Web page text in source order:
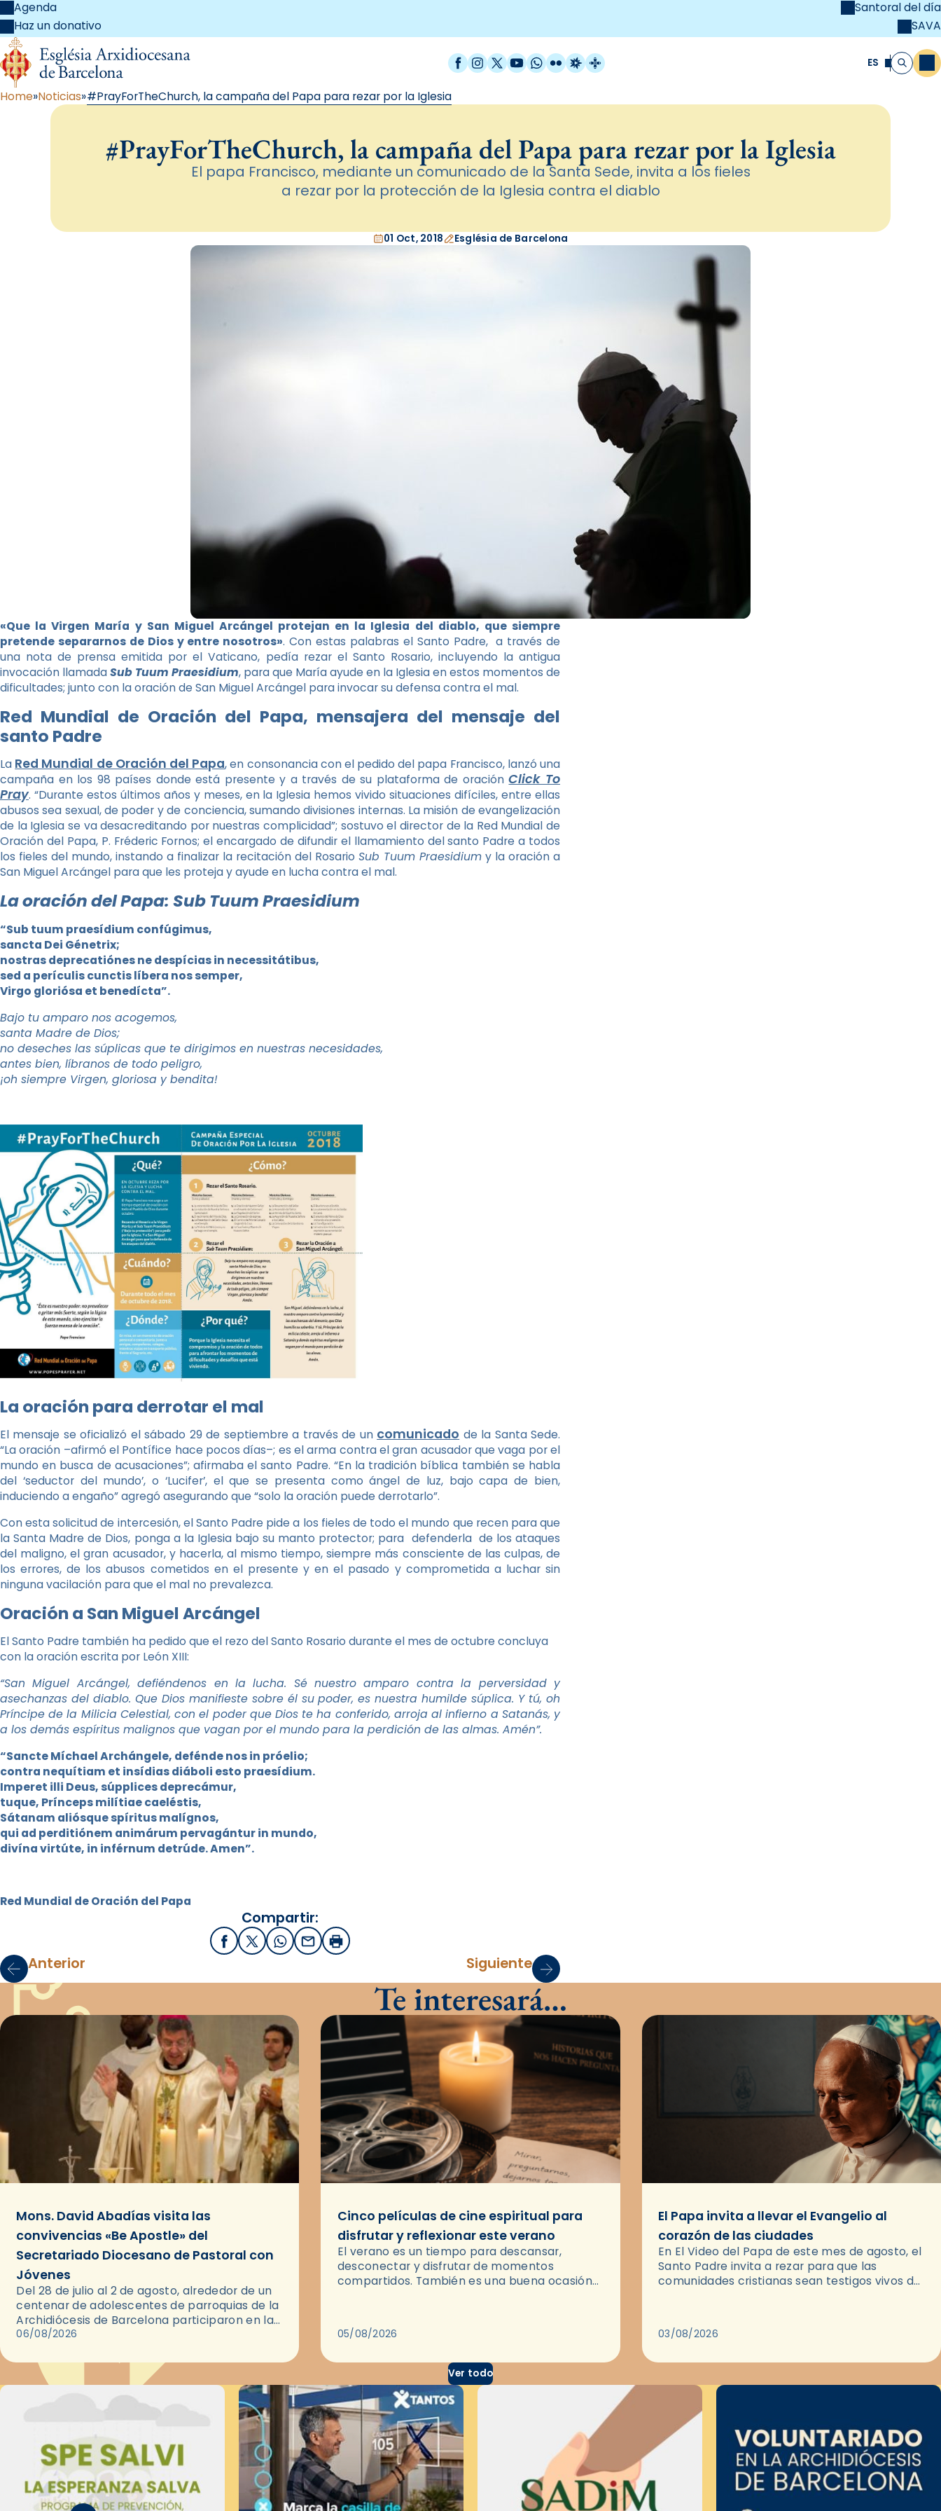
Agenda
Haz un donativo
Santoral del día
SAVA
Facebook
Instagram
X / Twitter
YouTube
WhatsApp
FlickrRadio Estel
Catalunya Cristiana ES Buscar
Home Noticias #PrayForTheChurch, la campaña del Papa para rezar por la Iglesia
#PrayForTheChurch, la campaña del Papa para rezar por la Iglesia
El papa Francisco, mediante un comunicado de la Santa Sede, invita a los fieles
a rezar por la protección de la Iglesia contra el diablo
01 Oct, 2018 Església de Barcelona
«Que la Virgen María y San Miguel Arcángel protejan en la Iglesia del diablo, que siempre
pretende separarnos de Dios y entre nosotros». Con estas palabras el Santo Padre, a través de
una nota de prensa emitida por el Vaticano, pedía rezar el Santo Rosario, incluyendo la antigua
invocación llamadaSub Tuum Praesidium, para que María ayude en la Iglesia en estos momentos de
dificultades; junto con la oración de San Miguel Arcángel para invocar su defensa contra el mal.
Red Mundial de Oración del Papa, mensajera del mensaje del
santo Padre
La Red Mundial de Oración del Papa, en consonancia con el pedido del papa Francisco, lanzó una
campaña en los 98 países donde está presente y a través de su plataforma de oraciónClick To
Pray. “Durante estos últimos años y meses, en la Iglesia hemos vivido situaciones difíciles, entre ellas
abusos sea sexual, de poder y de conciencia, sumando divisiones internas. La misión de evangelización
de la Iglesia se va desacreditando por nuestras complicidad”; sostuvo el director de la Red Mundial de
Oración del Papa, P. Fréderic Fornos; el encargado de difundir el llamamiento del santo Padre a todos
los fieles del mundo, instando a finalizar la recitación del Rosario Sub Tuum Praesidium y la oración a
San Miguel Arcángel para que les proteja y ayude en lucha contra el mal.
La oración del Papa: Sub Tuum Praesidium
“Sub tuum praesídium confúgimus,
sancta Dei Génetrix;
nostras deprecatiónes ne despícias in necessitátibus,
sed a perículis cunctis líbera nos semper,
Virgo gloriósa et benedícta”.
Bajo tu amparo nos acogemos,
santa Madre de Dios;
no deseches las súplicas que te dirigimos en nuestras necesidades,
antes bien, líbranos de todo peligro,
¡oh siempre Virgen, gloriosa y bendita!
La oración para derrotar el mal
El mensaje se oficializó el sábado 29 de septiembre a través de un comunicado de la Santa Sede.
“La oración –afirmó el Pontífice hace pocos días–; es el arma contra el gran acusador que vaga por el
mundo en busca de acusaciones”; afirmaba el santo Padre. “En la tradición bíblica también se habla
del ‘seductor del mundo’, o ‘Lucifer’, el que se presenta como ángel de luz, bajo capa de bien,
induciendo a engaño” agregó asegurando que “solo la oración puede derrotarlo”.
Con esta solicitud de intercesión, el Santo Padre pide a los fieles de todo el mundo que recen para que
la Santa Madre de Dios, ponga a la Iglesia bajo su manto protector; para defenderla de los ataques
del maligno, el gran acusador, y hacerla, al mismo tiempo, siempre más consciente de las culpas, de
los errores, de los abusos cometidos en el presente y en el pasado y comprometida a luchar sin
ninguna vacilación para que el mal no prevalezca.
Oración a San Miguel Arcángel
El Santo Padre también ha pedido que el rezo del Santo Rosario durante el mes de octubre concluya
con la oración escrita por León XIII:
“San Miguel Arcángel, defiéndenos en la lucha. Sé nuestro amparo contra la perversidad y
asechanzas del diablo. Que Dios manifieste sobre él su poder, es nuestra humilde súplica. Y tú, oh
Príncipe de la Milicia Celestial, con el poder que Dios te ha conferido, arroja al infierno a Satanás, y
a los demás espíritus malignos que vagan por el mundo para la perdición de las almas. Amén”.
“Sancte Míchael Archángele, defénde nos in próelio;
contra nequítiam et insídias diáboli esto praesídium.
Imperet illi Deus, súpplices deprecámur,
tuque, Prínceps milítiae caeléstis,
Sátanam aliósque spíritus malígnos,
qui ad perditiónem animárum pervagántur in mundo,
divína virtúte, in inférnum detrúde. Amen”.
Red Mundial de Oración del Papa
Compartir:
FacebookX / Twitter
WhatsApp
EmailImprimir
Anterior Siguiente
Te interesará…
Mons. David Abadías visita las
convivencias «Be Apostle» del
Secretariado Diocesano de Pastoral con
Jóvenes
Del 28 de julio al 2 de agosto, alrededor de un
centenar de adolescentes de parroquias de la
Archidiócesis de Barcelona participaron en las
convivencias Be Apostle, organizadas por el
06/08/2026
Cinco películas de cine espiritual para
disfrutar y reflexionar este verano
El verano es un tiempo para descansar,
desconectar y disfrutar de momentos
compartidos. También es una buena ocasión
05/08/2026
El Papa invita a llevar el Evangelio al
corazón de las ciudades
En El Video del Papa de este mes de agosto, el
Santo Padre invita a rezar para que las
comunidades cristianas sean testigos vivos del
03/08/2026
Ver todo